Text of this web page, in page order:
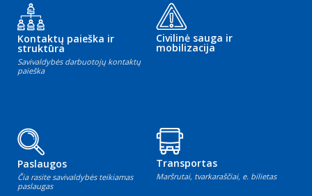
Kontaktų paieška ir
struktūra
Savivaldybės darbuotojų kontaktų
paieška
Civilinė sauga ir
mobilizacija
Paslaugos
Čia rasite savivaldybės teikiamas
paslaugas
Transportas
Maršrutai, tvarkaraščiai, e. bilietas